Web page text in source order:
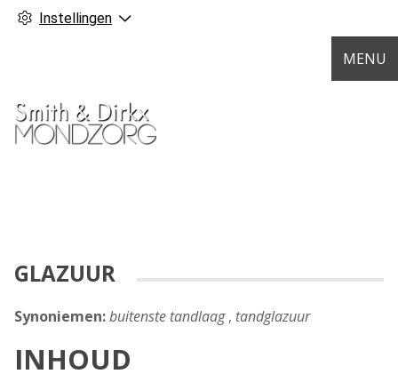
Instellingen
MENU
GLAZUUR
Synoniemen:buitenste tandlaag, tandglazuur
INHOUD